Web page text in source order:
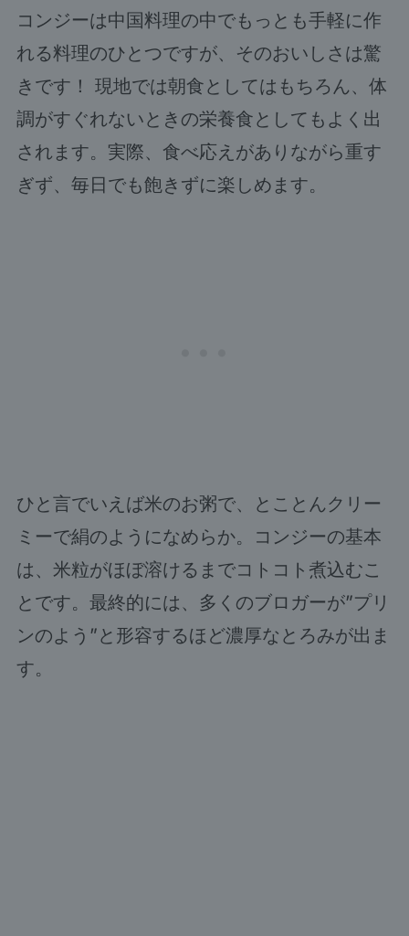
コンジーは中国料理の中でもっとも手軽に作
れる料理のひとつですが、そのおいしさは驚
きです！ 現地では朝食としてはもちろん、体
調がすぐれないときの栄養食としてもよく出
されます。実際、食べ応えがありながら重す
ぎず、毎日でも飽きずに楽しめます。
ひと言でいえば米のお粥で、とことんクリー
ミーで絹のようになめらか。コンジーの基本
は、米粒がほぼ溶けるまでコトコト煮込むこ
とです。最終的には、多くのブロガーが”プリ
ンのよう”と形容するほど濃厚なとろみが出ま
す。